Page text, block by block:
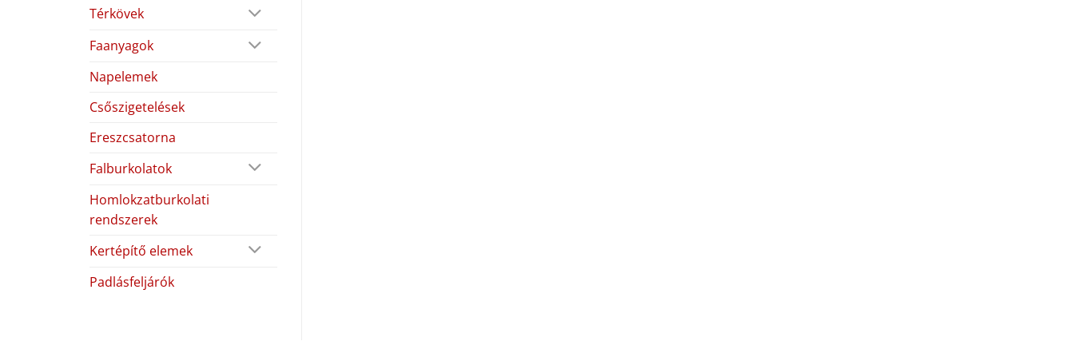
Térkövek
Faanyagok
Napelemek
Csőszigetelések
Ereszcsatorna
Falburkolatok
Homlokzatburkolati
rendszerek
Kertépítő elemek
Padlásfeljárók